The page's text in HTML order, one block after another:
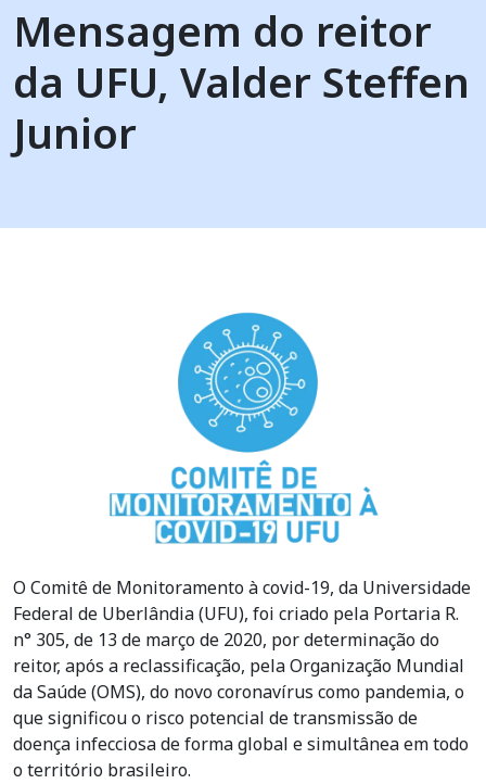
Mensagem do reitor
da UFU, Valder Steffen
Junior
O Comitê de Monitoramento à covid-19, da Universidade
Federal de Uberlândia (UFU), foi criado pela Portaria R.
n° 305, de 13 de março de 2020, por determinação do
reitor, após a reclassificação, pela Organização Mundial
da Saúde (OMS), do novo coronavírus como pandemia, o
que significou o risco potencial de transmissão de
doença infecciosa de forma global e simultânea em todo
o território brasileiro.